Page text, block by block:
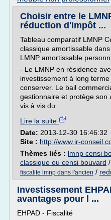
Choisir entre le
réduction d'impôt ...
Tableau comparatif LMNP
classique amortissable
LMNP amortissable
- Le LMNP en résidence
investissement à long
conserver. Le bail
gestionnaire et protège son
vis à vis du...
Lire la suite
Date: 2013-12-30 16:46:32
Site : http://www.ir-
Thèmes liés : lmnp censi
classique ou censi bouvard /
fiscalite lmnp dans l'ancien /
Investissement
avantages pour l ...
EHPAD - Fiscalité